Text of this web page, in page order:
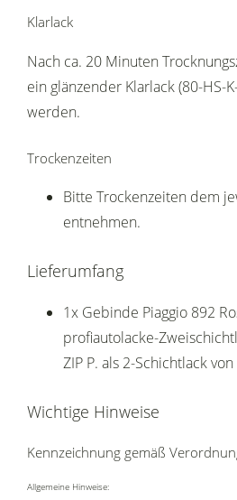
Klarlack
Nach ca. 20 Minuten
ein glänzender Klarlack (80-HS-
werden.
Trockenzeiten
Bitte Trockenzeiten dem
entnehmen.
Lieferumfang
1x Gebinde Piaggio 892
profiautolacke-
ZIP P. als 2-Schichtlack
Wichtige Hinweise
Kennzeichnung gemäß
Allgemeine Hinweise: